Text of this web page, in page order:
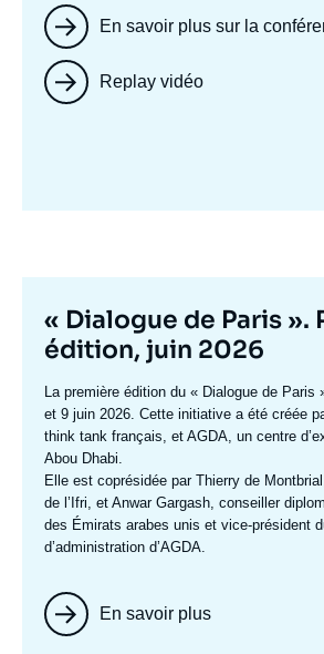
En savoir plus sur la
Replay vidéo
Titre
mis
en
avant
« Dialogue de Paris ».
édition, juin 2026
Texte
accroche
La première édition du « Dialogue de Paris
et 9 juin 2026. Cette initiative a été créée
think tank français, et AGDA, un centre
Abou Dhabi.
Elle est coprésidée par Thierry de Montbrial
de l’Ifri, et Anwar Gargash, conseiller
des Émirats arabes unis et vice-président
d’administration d’AGDA.
En savoir plus